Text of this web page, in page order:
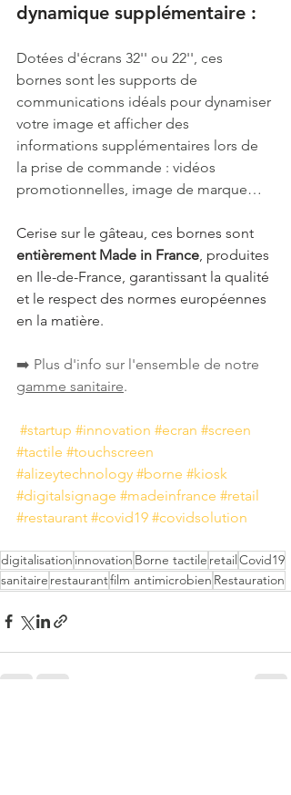
dynamique supplémentaire :
Dotées d'écrans 32'' ou 22'', ces
bornes sont les supports de
communications idéals pour dynamiser
votre image et afficher des
informations supplémentaires lors de
la prise de commande : vidéos
promotionnelles, image de marque…
Cerise sur le gâteau, ces bornes sont
entièrement Made in France , produites
en Ile-de-France, garantissant la qualité
et le respect des normes européennes
en la matière.
➡️ Plus d'info sur l'ensemble de notre
gamme sanitaire.
#startup #innovation #ecran #screen
#tactile #touchscreen
#alizeytechnology #borne #kiosk
#digitalsignage #madeinfrance #retail
#restaurant #covid19 #covidsolution
digitalisation innovation Borne tactile retailCovid19
sanitaire restaurantfilm antimicrobien Restauration